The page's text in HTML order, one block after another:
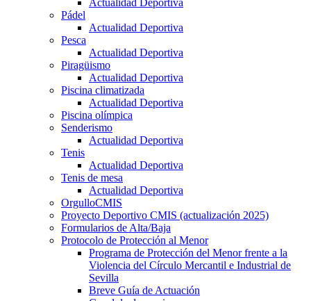
Actualidad Deportiva
Pádel
Actualidad Deportiva
Pesca
Actualidad Deportiva
Piragüismo
Actualidad Deportiva
Piscina climatizada
Actualidad Deportiva
Piscina olímpica
Senderismo
Actualidad Deportiva
Tenis
Actualidad Deportiva
Tenis de mesa
Actualidad Deportiva
OrgulloCMIS
Proyecto Deportivo CMIS (actualización 2025)
Formularios de Alta/Baja
Protocolo de Protección al Menor
Programa de Protección del Menor frente a la
Violencia del Círculo Mercantil e Industrial de
Sevilla
Breve Guía de Actuación